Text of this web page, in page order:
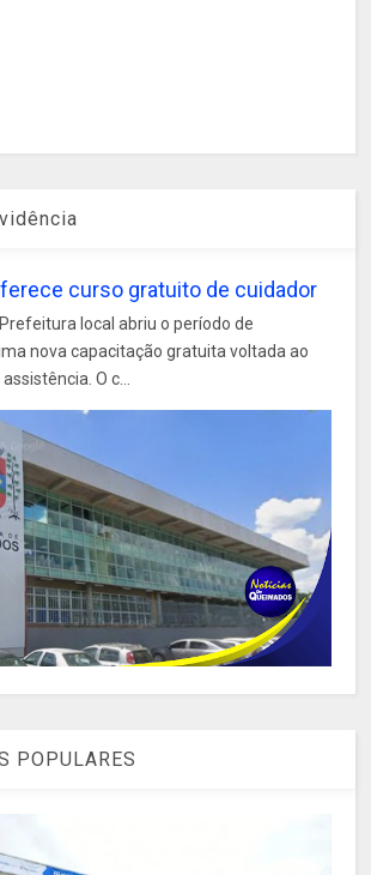
curso gratuito de cuidador
local abriu o período de
nova capacitação gratuita voltada ao
O c...
POPULARES